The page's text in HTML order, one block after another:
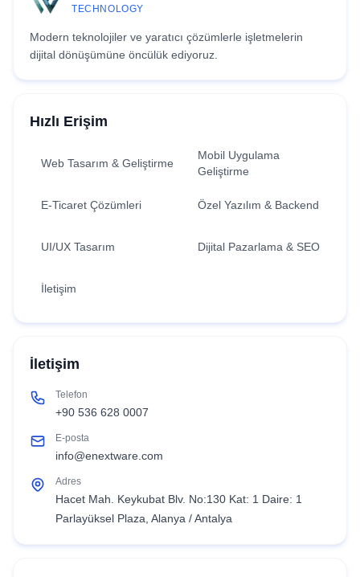
TECHNOLOGY
Modern teknolojiler ve yaratıcı çözümlerle işletmelerin
dijital dönüşümüne öncülük ediyoruz.
Hızlı Erişim
Web Tasarım & Geliştirme
Mobil Uygulama
Geliştirme
E-Ticaret Çözümleri Özel Yazılım & Backend
UI/UX Tasarım Dijital Pazarlama & SEO
İletişim
İletişim
Telefon
+90 536 628 0007
E-posta
info@enextware.com
Adres
Hacet Mah. Keykubat Blv. No:130 Kat: 1 Daire: 1
Parlayüksel Plaza, Alanya / Antalya